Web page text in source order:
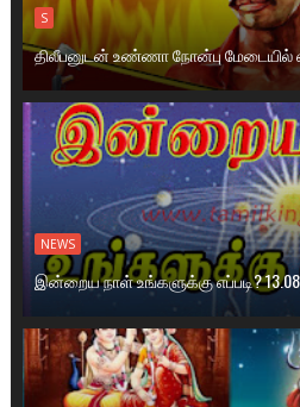
S
திலீபனுடன் உண்ணா நோன்பு மேடையில்
NEWS
இன்றைய நாள் உங்களுக்கு எப்படி?